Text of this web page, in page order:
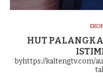
HUT
byhttps://kaltengtv.com/